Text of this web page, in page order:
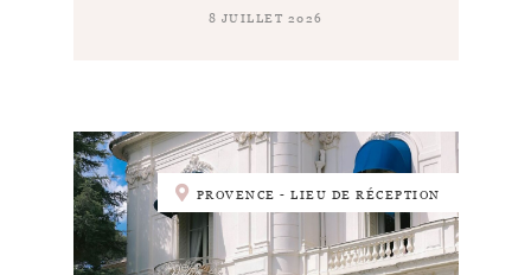
8 JUILLET 2026
PROVENCE - LIEU DE RÉCEPTION